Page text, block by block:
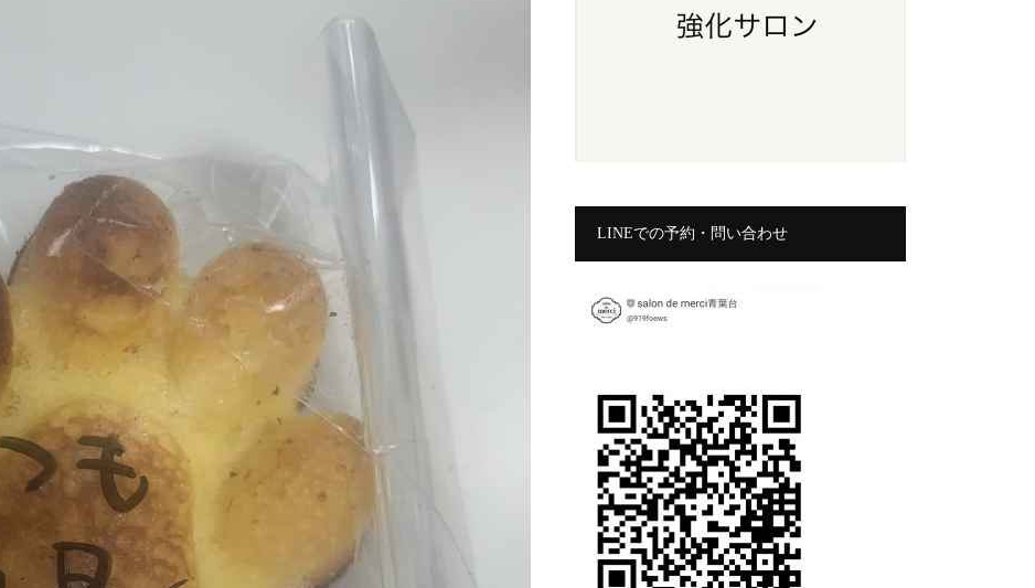
LINEでの予約・問い合わせ